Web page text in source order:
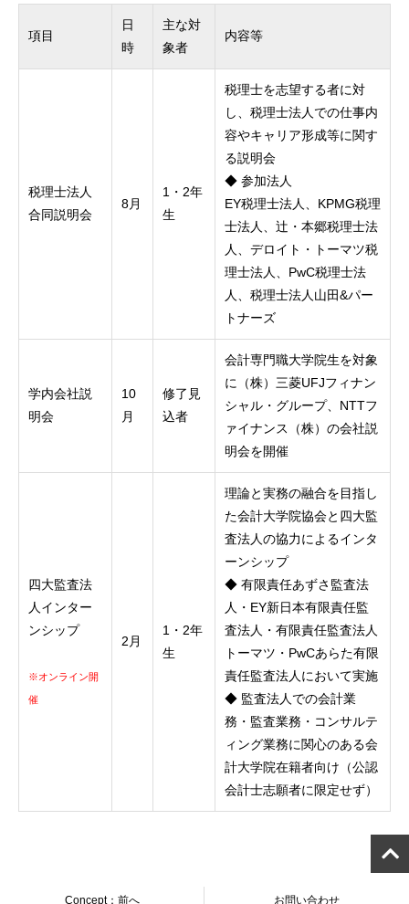
項目
日
時
主な対
象者
内容等
税理士法人
合同説明会
8月
1・2年
生
税理士を志望する者に対
し、税理士法人での仕事内
容やキャリア形成等に関す
る説明会
◆ 参加法人
EY税理士法人、KPMG税理
士法人、辻・本郷税理士法
人、デロイト・トーマツ税
理士法人、PwC税理士法
人、税理士法人山田&パー
トナーズ
学内会社説
明会
10
月
修了見
込者
会計専門職大学院生を対象
に（株）三菱UFJフィナン
シャル・グループ、NTTフ
ァイナンス（株）の会社説
明会を開催
四大監査法
人インター
ンシップ
※オンライン開
催
2月
1・2年
生
理論と実務の融合を目指し
た会計大学院協会と四大監
査法人の協力によるインタ
ーンシップ
◆ 有限責任あずさ監査法
人・EY新日本有限責任監
査法人・有限責任監査法人
トーマツ・PwCあらた有限
責任監査法人において実施
◆ 監査法人での会計業
務・監査業務・コンサルテ
ィング業務に関心のある会
計大学院在籍者向け（公認
会計士志願者に限定せず）
Concept：前へ お問い合わせ